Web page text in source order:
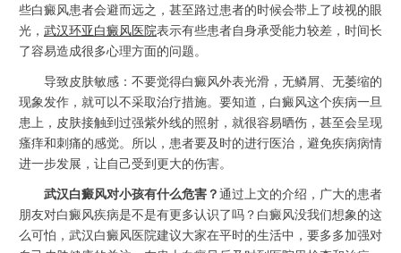
些白癜风患者会避而远之，甚至路过患者的时候会带上了歧视的眼
光， 武汉环亚白癜风医院表示有些患者自身承受能力较差，时间长
了容易造成很多心理方面的问题。
导致皮肤敏感：不要觉得白癜风外表光滑，无鳞屑、无萎缩的
现象发作，就可以不采取治疗措施。要知道，白癜风这个疾病一旦
患上，皮肤接触到过强紫外线的照射，就很容易晒伤，甚至会呈现
瘙痒和刺痛的感觉。所以，患者要及时的进行医治，避免疾病病情
进一步发展，让自己受到更大的伤害。
武汉白癜风对小孩有什么危害？ 通过上文的介绍，广大的患者
朋友对白癜风疾病是不是有更多认识了吗？白癜风没我们想象的这
么可怕，武汉白癜风医院建议大家在平时的生活中，要多多加强对